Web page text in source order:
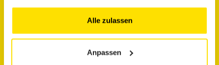
Alle zulassen
Anpassen
Über uns Support
Kontakt